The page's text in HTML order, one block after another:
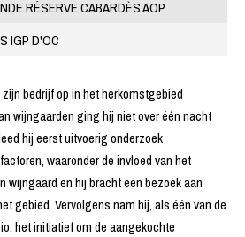
RÉSERVE CABARDÈS AOP
IGP D'OC
bedrijf op in het herkomstgebied
wijngaarden ging hij niet over één nacht
hij eerst uitvoerig onderzoek
waaronder de invloed van het
wijngaard en hij bracht een bezoek aan
gebied. Vervolgens nam hij, als één van de
het initiatief om de aangekochte